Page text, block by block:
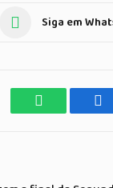
Siga em
WhatsApp